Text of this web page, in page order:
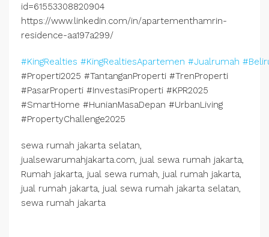
id=61553308820904
https://www.linkedin.com/in/apartementhamrin-
residence-aa197a299/
#KingRealties #KingRealtiesApartemen #Jualrumah
#Properti2025 #TantanganProperti #TrenProperti
#PasarProperti #InvestasiProperti #KPR2025
#SmartHome #HunianMasaDepan #UrbanLiving
#PropertyChallenge2025
sewa rumah jakarta selatan,
jualsewarumahjakarta.com, jual sewa rumah jakarta,
Rumah jakarta, jual sewa rumah, jual rumah jakarta,
jual rumah jakarta, jual sewa rumah jakarta selatan,
sewa rumah jakarta